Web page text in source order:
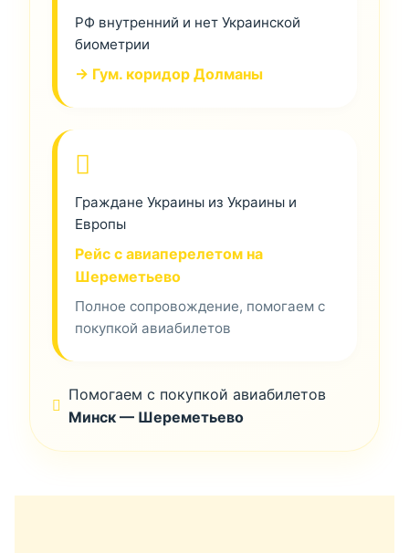
РФ внутренний и нет Украинской
биометрии
→ Гум. коридор Долманы
Граждане Украины из Украины и
Европы
Рейс с авиаперелетом на
Шереметьево
Полное сопровождение, помогаем с
покупкой авиабилетов
Помогаем с покупкой авиабилетов
Минск — Шереметьево